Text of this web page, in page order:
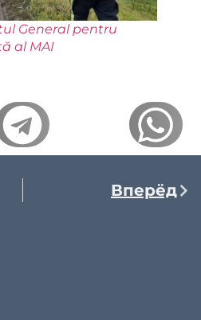
General pentru
al MAI
Вперёд